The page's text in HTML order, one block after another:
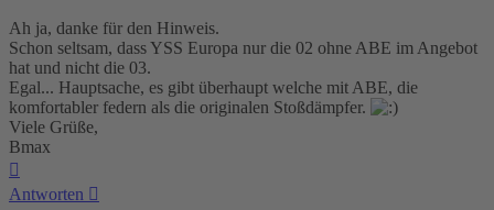
Ah ja, danke für den Hinweis.
Schon seltsam, dass YSS Europa nur die 02 ohne ABE im Angebot
hat und nicht die 03.
Egal... Hauptsache, es gibt überhaupt welche mit ABE, die
komfortabler federn als die originalen Stoßdämpfer.
Viele Grüße,
Bmax
Antworten